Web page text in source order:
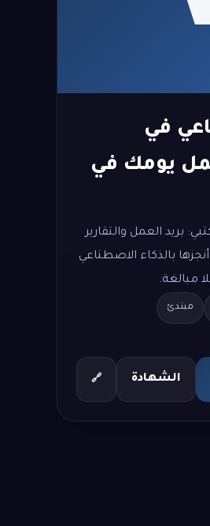
في
يومك في
بريد العمل والتقارير
بالذكاء الاصطناعي
مبالغة.
مبتدئ
الشهادة 🔗